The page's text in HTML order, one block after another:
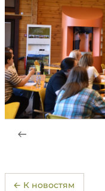
← К новостям